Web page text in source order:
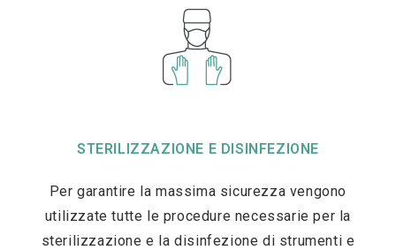
STERILIZZAZIONE E DISINFEZIONE
Per garantire la massima sicurezza vengono
utilizzate tutte le procedure necessarie per la
sterilizzazione e la disinfezione di strumenti e